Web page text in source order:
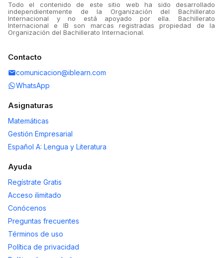
Todo el contenido de este sitio web ha sido desarrollado
independientemente de la Organización del Bachillerato
Internacional y no está apoyado por ella. Bachillerato
Internacional e IB son marcas registradas propiedad de la
Organización del Bachillerato Internacional.
Contacto
comunicacion@iblearn.com
WhatsApp
Asignaturas
Matemáticas
Gestión Empresarial
Español A: Lengua y Literatura
Ayuda
Regístrate Gratis
Acceso ilimitado
Conócenos
Preguntas frecuentes
Términos de uso
Política de privacidad